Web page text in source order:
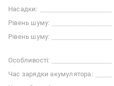
Насадки:
Рівень шуму:
Рівень шуму:
Особливості:
Час зарядки акумулятора: